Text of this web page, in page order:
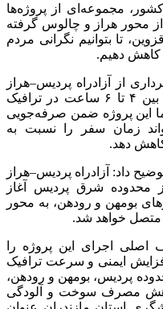
مجموعه‌ای از پروژه‌ها
محور هراز و چالوس گرفته
تا بتوانیم نگرانی مردم
کاهش دهیم.
از آزادراه پردیس–هراز
اظهار داشت: در برخی روزها مردم بین ۴ تا ۶ ساعت در ترافیک
این پروژه ضمن صرفه‌جویی
زمان سفر را نسبت به
دهد.
داد: آزادراه پردیس–هراز
محدوده شرق پردیس آغاز
بومهن و رودهن، به محور
متصل خواهد شد.
اجرای این پروژه را
ایمنی و سرعت ترافیک
پردیس، بومهن و رودهن،
کاهش مصرف سوخت و آلودگی